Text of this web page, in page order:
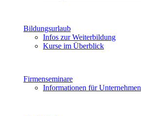
Bildungsurlaub
Infos zur Weiterbildung
Kurse im Überblick
Firmenseminare
Informationen für Unternehmen